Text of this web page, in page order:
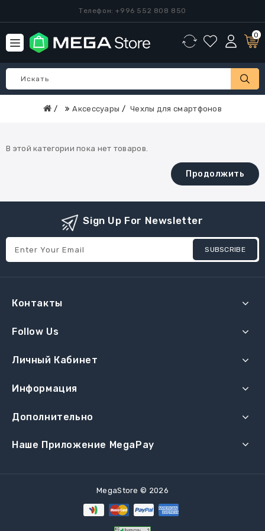
Телефон: +996 552 808 850
0
Аксессуары Чехлы для смартфонов
В этой категории пока нет товаров.
Продолжить
Sign Up For Newsletter
SUBSCRIBE
Контакты
Follow Us
Личный Кабинет
Информация
Дополнительно
Наше Приложение MegaPay
MegaStore © 2026